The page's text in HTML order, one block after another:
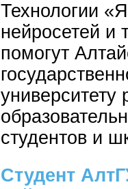
Технологии
нейросетей и
помогут
университету
студентов и
Студент